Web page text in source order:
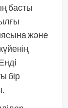
басты
және
бір